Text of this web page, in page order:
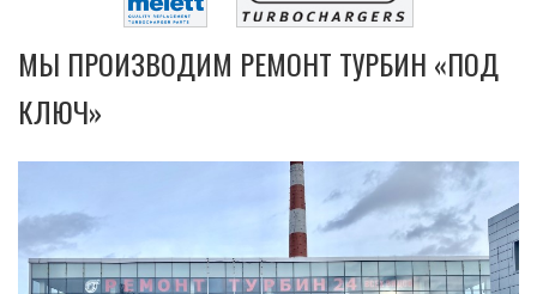
МЫ ПРОИЗВОДИМ РЕМОНТ ТУРБИН «ПОД
КЛЮЧ»